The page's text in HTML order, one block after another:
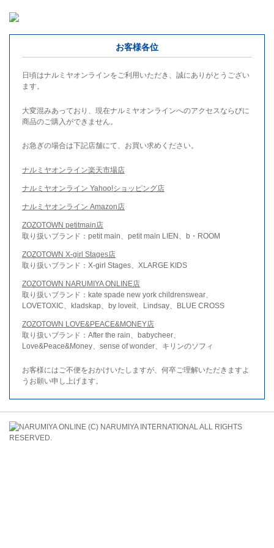
お客様各位
日頃はナルミヤオンラインをご利用いただき、誠にありがとうござい
ます。
大変混みあっており、現在ナルミヤオンラインへのアクセスならびに
商品のご購入ができません。
お急ぎの場合は下記店舗にて、お買い求めください。
ナルミヤオンライン楽天市場店
ナルミヤオンライン Yahoo!ショッピング店
ナルミヤオンライン Amazon店
ZOZOTOWN petitmain店
取り扱いブランド：petit main、petit main LIEN、b・ROOM
ZOZOTOWN X-girl Stages店
取り扱いブランド：X-girl Stages、XLARGE KIDS
ZOZOTOWN NARUMIYA ONLINE店
取り扱いブランド：kate spade new york childrenswear、
LOVETOXIC、kladskap、by loveit、Lindsay、BLUE CROSS
ZOZOTOWN LOVE&PEACE&MONEY店
取り扱いブランド：After the rain、babycheer、
Love&Peace&Money、sense of wonder、キリンのソフィ
お客様にはご不便をおかけいたしますが、何卒ご理解いただきますよ
うお願い申し上げます。